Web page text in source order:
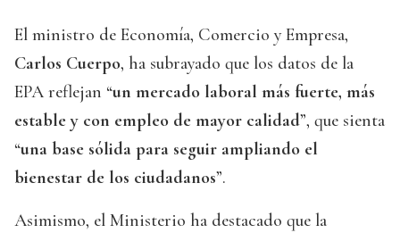
El ministro de Economía, Comercio y Empresa,
Carlos Cuerpo, ha subrayado que los datos de la
EPA reflejan “un mercado laboral más fuerte, más
estable y con empleo de mayor calidad”, que sienta
“una base sólida para seguir ampliando el
bienestar de los ciudadanos”.
Asimismo, el Ministerio ha destacado que la